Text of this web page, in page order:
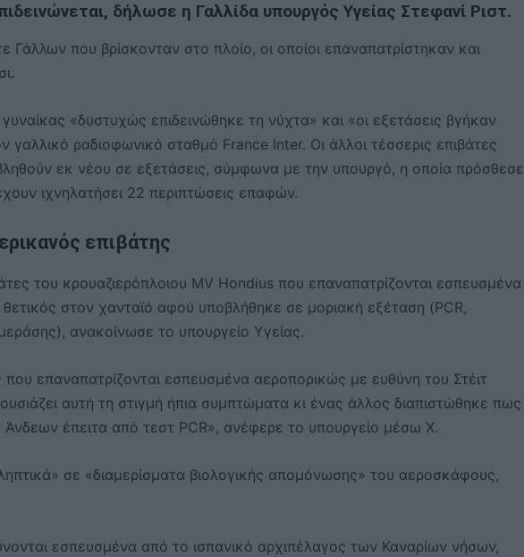
δήλωσε η Γαλλίδα υπουργός Υγείας Στεφανί Ριστ.
Γάλλων που βρίσκονταν στο πλοίο, οι οποίοι επαναπατρίστηκαν και
«δυστυχώς επιδεινώθηκε τη νύχτα» και «οι εξετάσεις βγήκαν
γαλλικό ραδιοφωνικό σταθμό France Inter. Οι άλλοι τέσσερις επιβάτες
εκ νέου σε εξετάσεις, σύμφωνα με την υπουργό, η οποία πρόσθεσε
ιχνηλατήσει 22 περιπτώσεις επαφών.
επιβάτης
του κρουαζιερόπλοιου MV Hondius που επαναπατρίζονται εσπευσμένα
θετικός στον χανταϊό αφού υποβλήθηκε σε μοριακή εξέταση (PCR,
ανακοίνωσε το υπουργείο Υγείας.
επαναπατρίζονται εσπευσμένα αεροπορικώς με ευθύνη του Στέιτ
αυτή τη στιγμή ήπια συμπτώματα κι ένας άλλος διαπιστώθηκε πως
Άνδεων έπειτα από τεστ PCR», ανέφερε το υπουργείο μέσω X.
σε «διαμερίσματα βιολογικής απομόνωσης» του αεροσκάφους,
εσπευσμένα από το ισπανικό αρχιπέλαγος των Καναρίων νήσων,